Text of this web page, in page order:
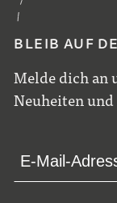
BLEIB AUF
Melde dich an
Neuheiten